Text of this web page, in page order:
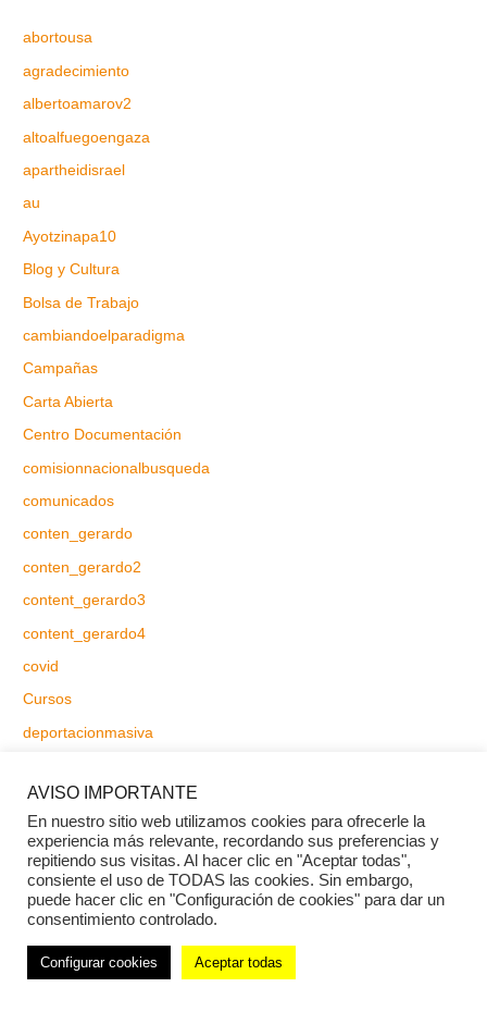
abortousa
agradecimiento
albertoamarov2
altoalfuegoengaza
apartheidisrael
au
Ayotzinapa10
Blog y Cultura
Bolsa de Trabajo
cambiandoelparadigma
Campañas
Carta Abierta
Centro Documentación
comisionnacionalbusqueda
comunicados
conten_gerardo
conten_gerardo2
content_gerardo3
content_gerardo4
covid
Cursos
deportacionmasiva
drhussamabusafiya
eeuumigracion
elsalvador
enciendelavelacuba
fifa2026
AVISO IMPORTANTE
En nuestro sitio web utilizamos cookies para ofrecerle la
experiencia más relevante, recordando sus preferencias y
repitiendo sus visitas. Al hacer clic en "Aceptar todas",
consiente el uso de TODAS las cookies. Sin embargo,
puede hacer clic en "Configuración de cookies" para dar un
consentimiento controlado.
Configurar cookies Aceptar todas